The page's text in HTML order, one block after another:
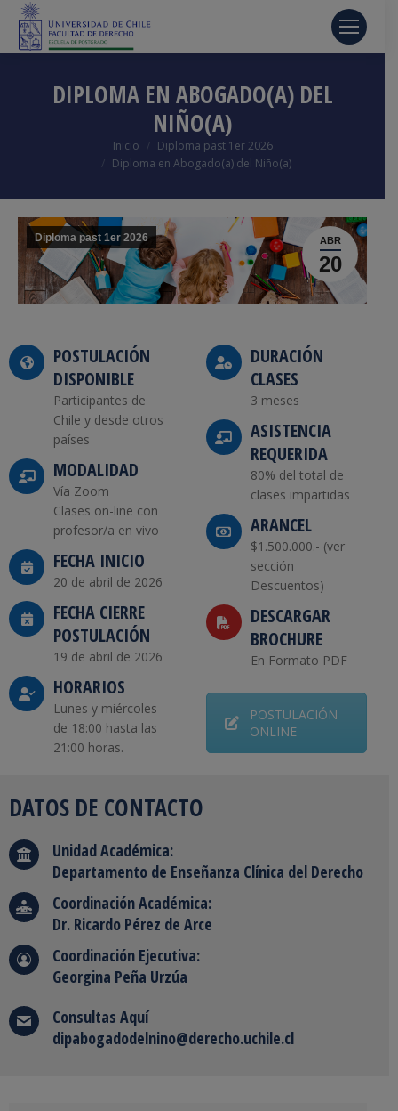
DIPLOMA EN ABOGADO(A) DEL
NIÑO(A)
Inicio
Diploma past 1er 2026
Diploma en Abogado(a) del Niño(a)
ABR
20
Diploma past 1er 2026
POSTULACIÓN
DISPONIBLE
Participantes de
Chile y desde otros
países
MODALIDAD
Vía Zoom
Clases on-line con
profesor/a en vivo
FECHA INICIO
20 de abril de 2026
FECHA CIERRE
POSTULACIÓN
19 de abril de 2026
HORARIOS
Lunes y miércoles
de 18:00 hasta las
21:00 horas.
DURACIÓN
CLASES
3 meses
ASISTENCIA
REQUERIDA
80% del total de
clases impartidas
ARANCEL
$1.500.000.- (ver
sección
Descuentos)
DESCARGAR
BROCHURE
En Formato PDF
POSTULACIÓN
ONLINE
DATOS DE CONTACTO
Unidad Académica:
Departamento de Enseñanza Clínica del Derecho
Coordinación Académica:
Dr. Ricardo Pérez de Arce
Coordinación Ejecutiva:
Georgina Peña Urzúa
Consultas Aquí
dipabogadodelnino@derecho.uchile.cl